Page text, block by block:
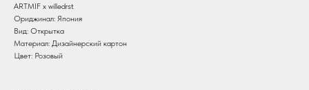
ARTMIF х willedrst
Ориджинал: Япония
Вид: Открытка
Материал: Дизайнерский картон
Цвет: Розовый